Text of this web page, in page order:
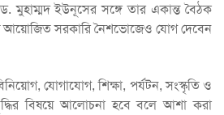
ড. মুহাম্মদ ইউনূসের সঙ্গে তার একান্ত বৈঠক
আয়োজিত সরকারি নৈশভোজেও যোগ দেবেন
যোগাযোগ, শিক্ষা, পর্যটন, সংস্কৃতি ও
বিষয়ে আলোচনা হবে বলে আশা করা